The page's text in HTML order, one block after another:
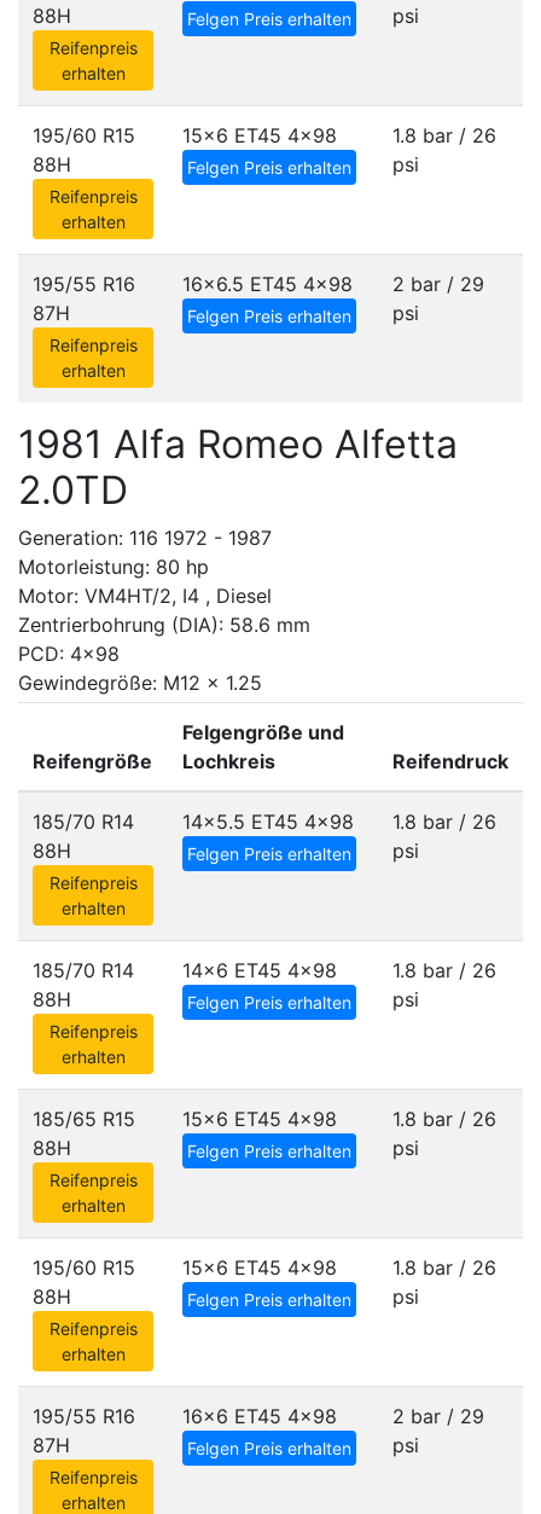
88H
Reifenpreis
erhalten
Felgen Preis erhalten
psi
195/60 R15
88H
Reifenpreis
erhalten
15x6 ET45 4x98
Felgen Preis erhalten
1.8 bar / 26
psi
195/55 R16
87H
Reifenpreis
erhalten
16x6.5 ET45 4x98
Felgen Preis erhalten
2 bar / 29
psi
1981 Alfa Romeo Alfetta
2.0TD
Generation: 116 1972 - 1987
Motorleistung: 80 hp
Motor: VM4HT/2, I4 , Diesel
Zentrierbohrung (DIA): 58.6 mm
PCD: 4x98
Gewindegröße: M12 x 1.25
Reifengröße
Felgengröße und
Lochkreis
Reifendruck
185/70 R14
88H
Reifenpreis
erhalten
14x5.5 ET45 4x98
Felgen Preis erhalten
1.8 bar / 26
psi
185/70 R14
88H
Reifenpreis
erhalten
14x6 ET45 4x98
Felgen Preis erhalten
1.8 bar / 26
psi
185/65 R15
88H
Reifenpreis
erhalten
15x6 ET45 4x98
Felgen Preis erhalten
1.8 bar / 26
psi
195/60 R15
88H
Reifenpreis
erhalten
15x6 ET45 4x98
Felgen Preis erhalten
1.8 bar / 26
psi
195/55 R16
87H
Reifenpreis
erhalten
16x6 ET45 4x98
Felgen Preis erhalten
2 bar / 29
psi